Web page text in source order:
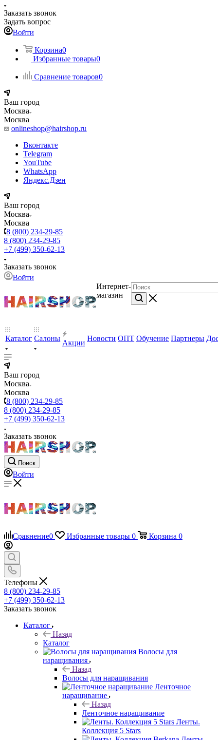
Заказать звонок
Задать вопрос
Войти
Корзина0
Избранные товары0
Сравнение товаров0
Ваш город
Москва
Москва
onlineshop@hairshop.ru
Вконтакте
Telegram
YouTube
WhatsApp
Яндекс.Дзен
Ваш город
Москва
Москва
8 (800) 234-29-85
8 (800) 234-29-85
+7 (499) 350-62-13
Заказать звонок
Войти
Интернет-
магазин
Каталог Салоны
Акции
Новости ОПТ Обучение Партнеры
Ваш город
Москва
Москва
8 (800) 234-29-85
8 (800) 234-29-85
+7 (499) 350-62-13
Заказать звонок
Поиск
Войти
Сравнение0 Избранные товары 0 Корзина 0
Телефоны
8 (800) 234-29-85
+7 (499) 350-62-13
Заказать звонок
Каталог
Назад
Каталог
Волосы для
наращивания
Назад
Волосы для наращивания
Ленточное
наращивание
Назад
Ленточное наращивание
Ленты.
Коллекция 5 Stars